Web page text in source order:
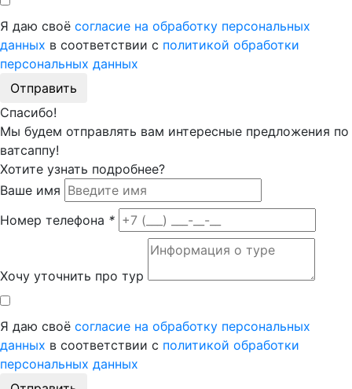
Я даю своё согласие на обработку персональных
данных в соответствии с политикой обработки
персональных данных
Отправить
Спасибо!
Мы будем отправлять вам интересные предложения по
ватсаппу!
Хотите узнать подробнее?
Ваше имя
Номер телефона *
Хочу уточнить про тур
Я даю своё согласие на обработку персональных
данных в соответствии с политикой обработки
персональных данных